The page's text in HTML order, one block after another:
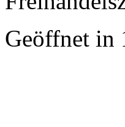
Geöffnet in